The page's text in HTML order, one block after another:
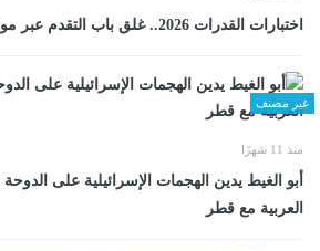
اختبارات القدرات 2026.. غلق باب التقدم عبر موقع التنسيق 6 أغسطس
غير مصنف
منذ 11 شهرًا
أبو الغيط يدين الهجمات الإسرائيلية على
العربية مع قطر